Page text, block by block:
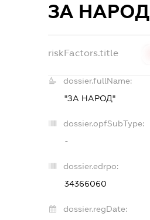
ЗА НАРОД
riskFactors.title
dossier.fullName:
"ЗА НАРОД"
dossier.opfSubType:
-
dossier.edrpo:
34366060
dossier.regDate: